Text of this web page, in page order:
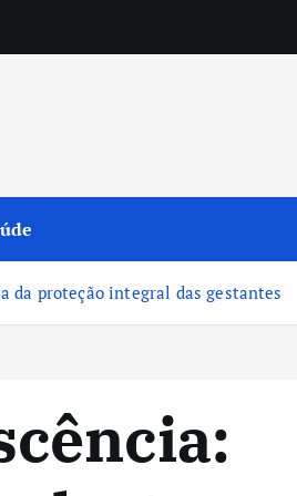
da proteção integral das gestantes